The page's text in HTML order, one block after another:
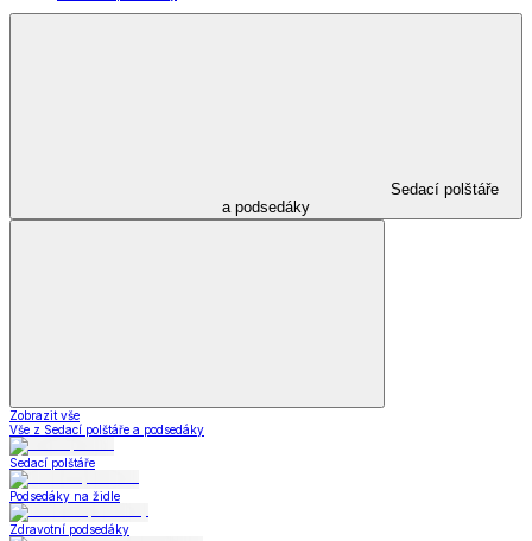
Sedací polštáře
a podsedáky
Zobrazit vše
Vše z Sedací polštáře a podsedáky
Sedací polštáře
Podsedáky na židle
Zdravotní podsedáky